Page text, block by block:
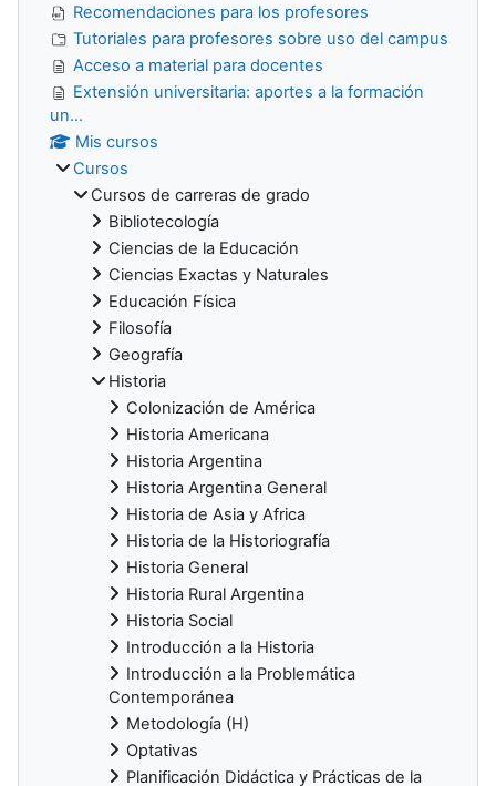
Recomendaciones para los profesores
Tutoriales para profesores sobre uso del campus
Acceso a material para docentes
Extensión universitaria: aportes a la formación
un...
Mis cursos
Cursos
Cursos de carreras de grado
Bibliotecología
Ciencias de la Educación
Ciencias Exactas y Naturales
Educación Física
Filosofía
Geografía
Historia
Colonización de América
Historia Americana
Historia Argentina
Historia Argentina General
Historia de Asia y Africa
Historia de la Historiografía
Historia General
Historia Rural Argentina
Historia Social
Introducción a la Historia
Introducción a la Problemática
Contemporánea
Metodología (H)
Optativas
Planificación Didáctica y Prácticas de la